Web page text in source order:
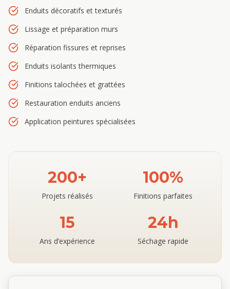
Enduits décoratifs et texturés
Lissage et préparation murs
Réparation fissures et reprises
Enduits isolants thermiques
Finitions talochées et grattées
Restauration enduits anciens
Application peintures spécialisées
200+
Projets réalisés
100%
Finitions parfaites
15
Ans d’expérience
24h
Séchage rapide